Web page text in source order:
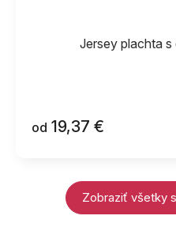
Jersey plachta
od 19,37 €
Zobraziť všetky